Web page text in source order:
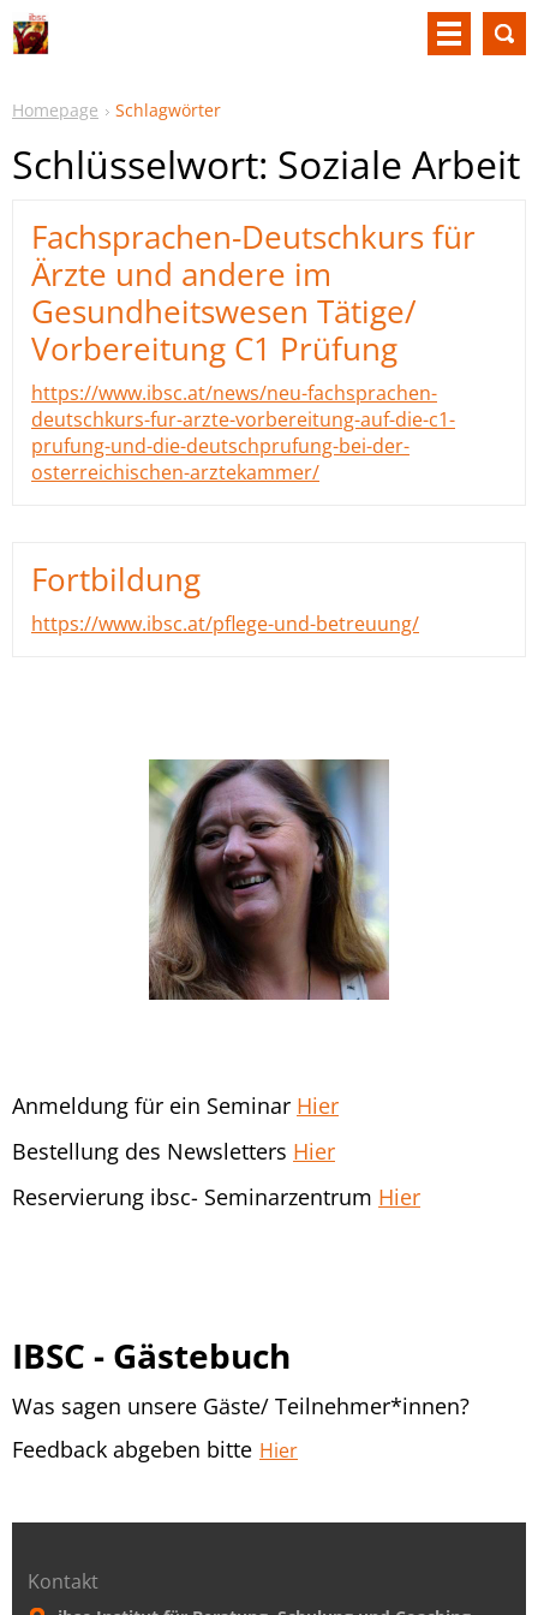
Homepage Schlagwörter
Schlüsselwort: Soziale Arbeit
Fachsprachen-Deutschkurs für
Ärzte und andere im
Gesundheitswesen Tätige/
Vorbereitung C1 Prüfung
https://www.ibsc.at/news/neu-fachsprachen-
deutschkurs-fur-arzte-vorbereitung-auf-die-c1-
prufung-und-die-deutschprufung-bei-der-
osterreichischen-arztekammer/
Fortbildung
https://www.ibsc.at/pflege-und-betreuung/
Anmeldung für ein Seminar Hier
Bestellung des Newsletters Hier
Reservierung ibsc- Seminarzentrum Hier
IBSC - Gästebuch
Was sagen unsere Gäste/ Teilnehmer*innen?
Feedback abgeben bitte Hier
Kontakt